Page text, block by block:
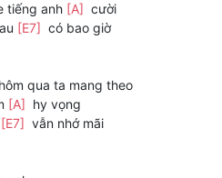
tiếng anh [A] cười
[E7] có bao giờ
hôm qua ta mang theo
[A] hy vọng
[E7] vẫn nhớ mãi